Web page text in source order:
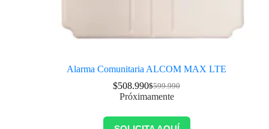
Alarma Comunitaria ALCOM MAX LTE
$599.990
$508.990
Próximamente